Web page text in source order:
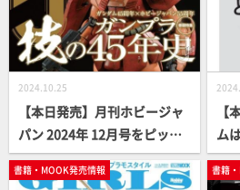
2024.10.25
【本日発売】月刊ホビージャ
パン 2024年 12月号をピック
アップ！
【
ム
代
舞
書籍・MOOK発売情報 書籍